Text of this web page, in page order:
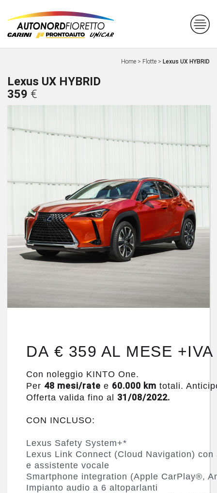
Home > Flotte > Lexus UX HYBRID
Lexus UX HYBRID
359 €
DA € 359 AL MESE +IVA
Con noleggio KINTO One.
Per 48 mesi/rate e 60.000 km totali.
Offerta valida fino al 31/08/2022.
CON INCLUSO:
Lexus Safety System+*
Lexus Link Connect (Cloud Navigation) con
e assistente vocale
Smartphone integration (Apple CarPlay®,
Impianto audio a 6 altoparlanti